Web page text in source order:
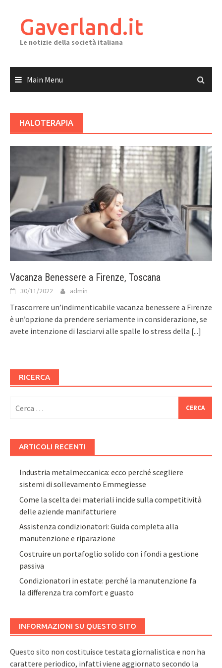
contentGaverland.it
Le notizie della società italiana
Main Menu
HALOTERAPIA
Vacanza Benessere a Firenze, Toscana
30/11/2022 admin
Trascorrere un’indimenticabile vacanza benessere a Firenze
è un’opzione da prendere seriamente in considerazione, se
avete intenzione di lasciarvi alle spalle lo stress della [...]
RICERCA
per:
ARTICOLI RECENTI
Industria metalmeccanica: ecco perché scegliere
sistemi di sollevamento Emmegiesse
Come la scelta dei materiali incide sulla competitività
delle aziende manifatturiere
Assistenza condizionatori: Guida completa alla
manutenzione e riparazione
Costruire un portafoglio solido con i fondi a gestione
passiva
Condizionatori in estate: perché la manutenzione fa
la differenza tra comfort e guasto
INFORMAZIONI SU QUESTO SITO
Questo sito non costituisce testata giornalistica e non ha
carattere periodico, infatti viene aggiornato secondo la